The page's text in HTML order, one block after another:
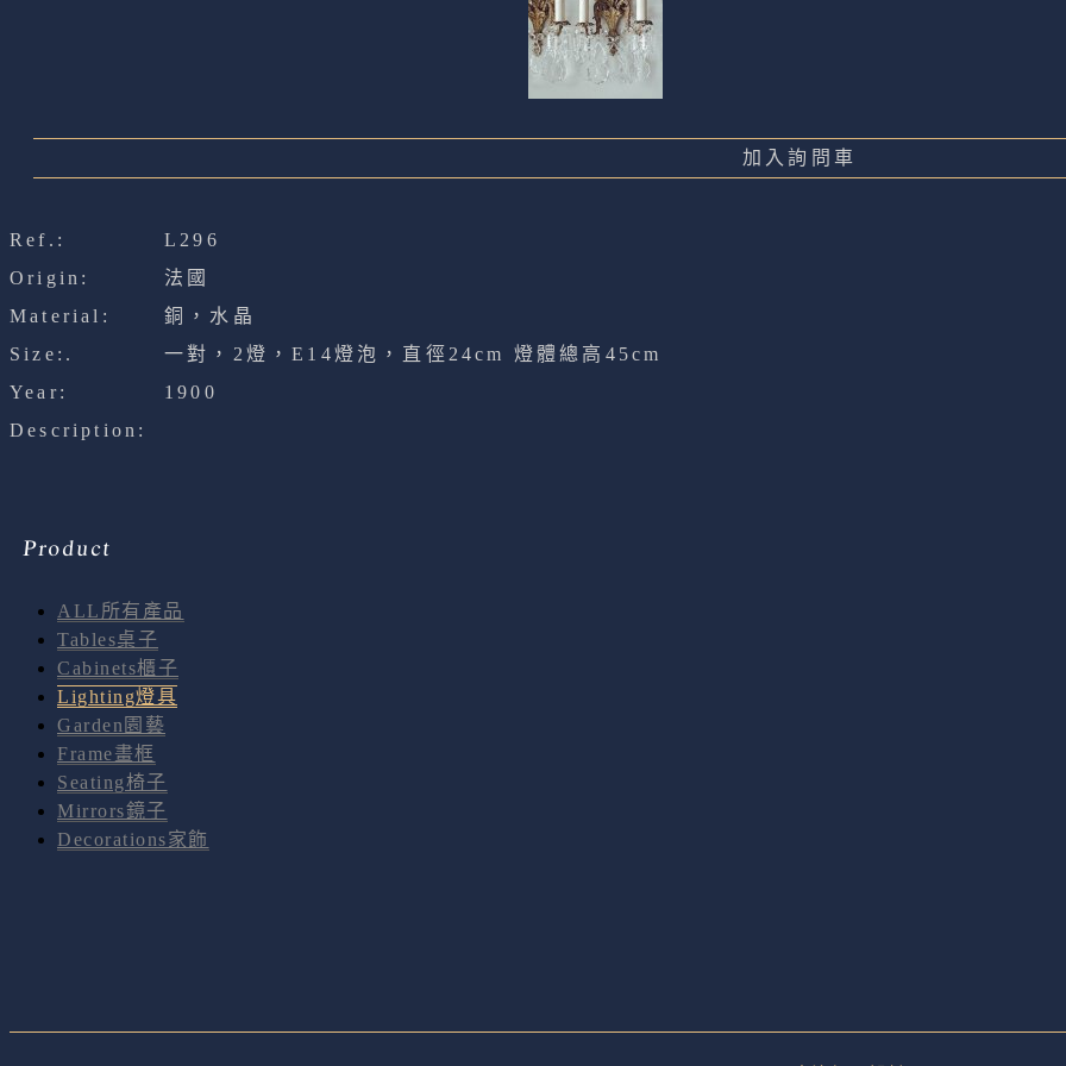
加入詢問車
Ref.:
L296
Origin:
法國
Material:
銅，水晶
Size:.
一對，2燈，E14燈泡，直徑24cm 燈體總高45cm
Year:
1900
Description:
Product
ALL所有產品
Tables桌子
Cabinets櫃子
Lighting燈具
Garden園藝
Frame畫框
Seating椅子
Mirrors鏡子
Decorations家飾